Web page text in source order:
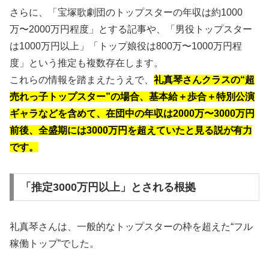
さらに、「宝塚歌劇団のトップスターの年収は約1000
万〜2000万円程度」とする記事や、「男役トップスター
は1000万円以上」「トップ娘役は800万〜1000万円程
度」という推定も複数存在します。
これらの情報を踏まえたうえで、 礼真琴さんクラスの“超
売れっ子トップスター”の場合、基本給＋歩合＋特別公演
ギャラなどを含めて、在団中の年収は2000万〜3000万円
前後、全盛期には3000万円を超えていたと見る説が有力
です。
「推定3000万円以上」とされる根拠
礼真琴さんは、一般的なトップスターの枠を超えた“フル
稼働トップ”でした。